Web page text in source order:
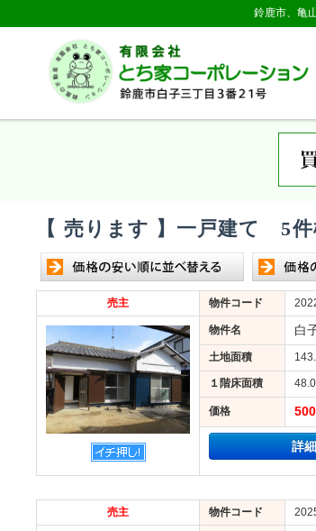
鈴鹿市、亀
【 売ります 】一戸建て 5件
売主 物件コード
物件名 白
土地面積
１階床面積
価格
詳
売主 物件コード